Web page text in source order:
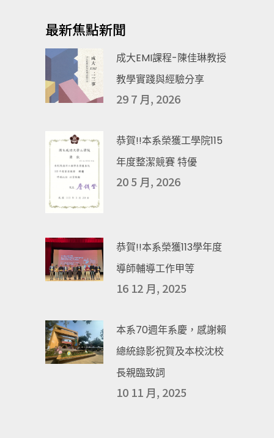
最新焦點新聞
成大EMI課程-陳佳琳教授
教學實踐與經驗分享
29 7 月, 2026
恭賀!!本系榮獲工學院115
年度整潔競賽 特優
20 5 月, 2026
恭賀!!本系榮獲113學年度
導師輔導工作甲等
16 12 月, 2025
本系70週年系慶，感謝賴
總統錄影祝賀及本校沈校
長親臨致詞
10 11 月, 2025